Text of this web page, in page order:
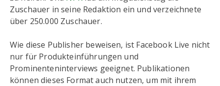
Zuschauer in seine Redaktion ein und verzeichnete
über 250.000 Zuschauer.
Wie diese Publisher beweisen, ist Facebook Live nicht
nur für Produkteinführungen und
Prominenteninterviews geeignet. Publikationen
können dieses Format auch nutzen, um mit ihrem